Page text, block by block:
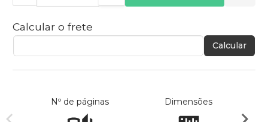
Calcular o frete
Calcular
Nº de páginas Dimensões